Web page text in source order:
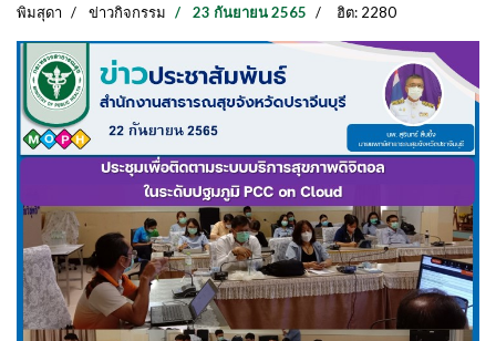
พิมสุดา ข่าวกิจกรรม 23 กันยายน 2565 ฮิต: 2280